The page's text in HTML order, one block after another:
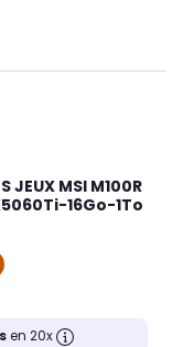
JEUX MSI M100R
16Go-1To
en 20x